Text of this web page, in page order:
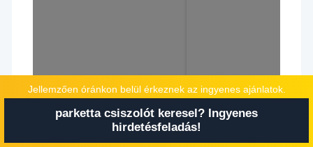
Kereséskor mindig tekints meg több adatlapot
Jellemzően óránkon belül érkeznek az ingyenes ajánlatok.
parketta csiszolót keresel? Ingyenes
hirdetésfeladás!